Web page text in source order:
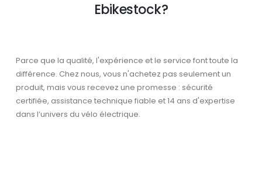
Ebikestock?
Parce que la qualité, l'expérience et le service font toute la
différence. Chez nous, vous n'achetez pas seulement un
produit, mais vous recevez une promesse : sécurité
certifiée, assistance technique fiable et 14 ans d'expertise
dans l’univers du vélo électrique.